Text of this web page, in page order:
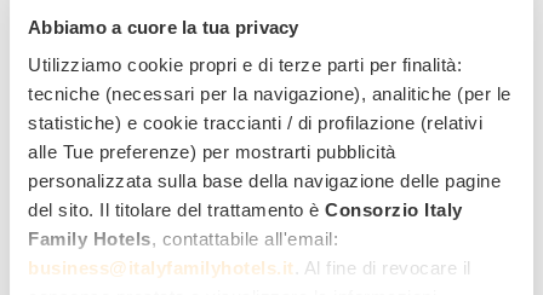
Abbiamo a cuore la tua privacy
Utilizziamo cookie propri e di terze parti per finalità:
tecniche (necessari per la navigazione), analitiche (per le
statistiche) e cookie traccianti / di profilazione (relativi
alle Tue preferenze) per mostrarti pubblicità
personalizzata sulla base della navigazione delle pagine
del sito. Il titolare del trattamento è Consorzio Italy
Family Hotels, contattabile all'email:
business@italyfamilyhotels.it . Al fine di revocare il
Services famille en chambre